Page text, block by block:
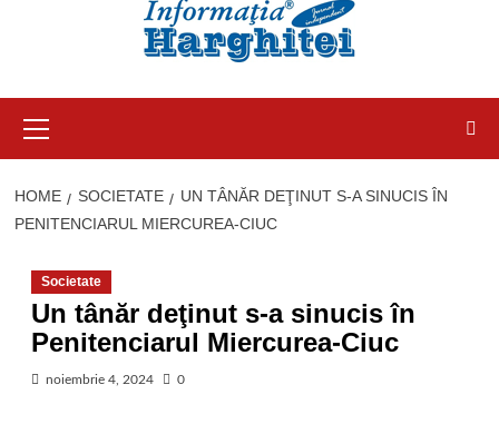
Menu
HOME SOCIETATE
UN TÂNĂR DEŢINUT S-A SINUCIS ÎN
PENITENCIARUL MIERCUREA-CIUC
Societate
Un tânăr deţinut s-a sinucis în
Penitenciarul Miercurea-Ciuc
noiembrie 4, 2024 0